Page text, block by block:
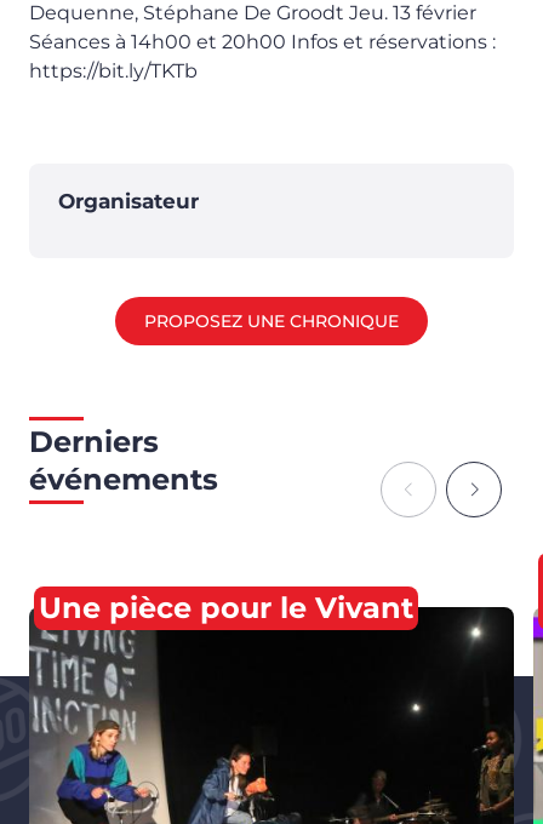
Dequenne, Stéphane De Groodt Jeu. 13 février
Séances à 14h00 et 20h00 Infos et réservations :
https://bit.ly/TKTb
Organisateur
PROPOSEZ UNE CHRONIQUE
Derniers
événements
Une pièce pour le Vivant